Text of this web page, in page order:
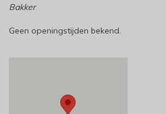
Bakker
Geen openingstijden bekend.